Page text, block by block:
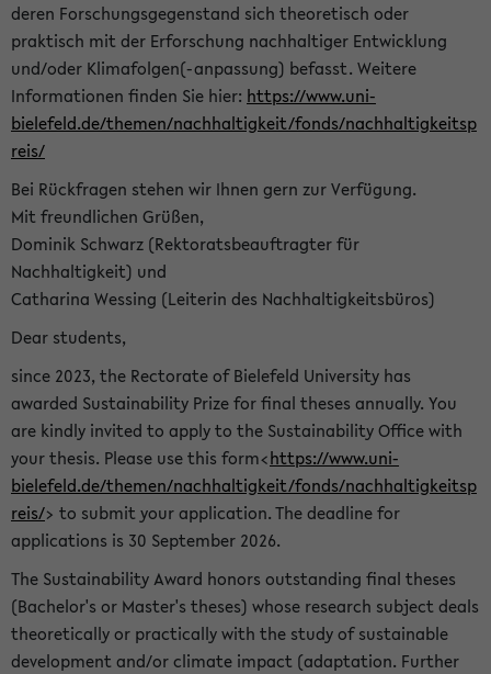
deren Forschungsgegenstand sich theoretisch oder
praktisch mit der Erforschung nachhaltiger Entwicklung
und/oder Klimafolgen(-anpassung) befasst. Weitere
Informationen finden Sie hier: https://www.uni-
bielefeld.de/themen/nachhaltigkeit/fonds/nachhaltigkeitsp
reis/
Bei Rückfragen stehen wir Ihnen gern zur Verfügung.
Mit freundlichen Grüßen,
Dominik Schwarz (Rektoratsbeauftragter für
Nachhaltigkeit) und
Catharina Wessing (Leiterin des Nachhaltigkeitsbüros)
Dear students,
since 2023, the Rectorate of Bielefeld University has
awarded Sustainability Prize for final theses annually. You
are kindly invited to apply to the Sustainability Office with
your thesis. Please use this form<https://www.uni-
bielefeld.de/themen/nachhaltigkeit/fonds/nachhaltigkeitsp
reis/> to submit your application. The deadline for
applications is 30 September 2026.
The Sustainability Award honors outstanding final theses
(Bachelor's or Master's theses) whose research subject deals
theoretically or practically with the study of sustainable
development and/or climate impact (adaptation. Further